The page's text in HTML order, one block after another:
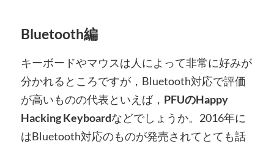
Bluetooth編
キーボードやマウスは人によって非常に好みが
分かれるところですが，Bluetooth対応で評価
が高いものの代表といえば， PFUのHappy
Hacking Keyboardなどでしょうか。2016年に
はBluetooth対応のものが発売されてとても話